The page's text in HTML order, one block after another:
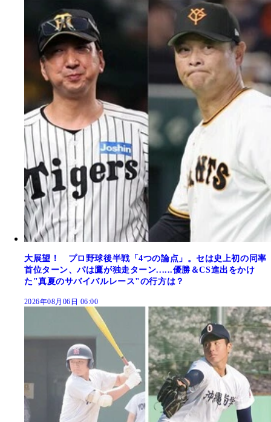
大展望！ プロ野球後半戦「4つの論点」。セは史上初の同率
首位ターン、パは鷹が独走ターン......優勝＆CS進出をかけ
た"真夏のサバイバルレース"の行方は？
2026年08月06日 06:00